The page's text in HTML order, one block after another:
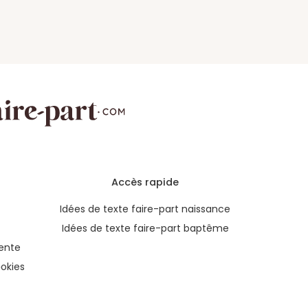
Accès rapide
Idées de texte faire-part naissance
Idées de texte faire-part baptême